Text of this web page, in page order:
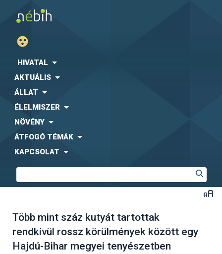
HIVATAL
AKTUÁLIS
ÁLLAT
ÉLELMISZER
NÖVÉNY
ÁTFOGÓ TÉMÁK
KAPCSOLAT
Több mint száz kutyát tartottak
rendkívül rossz körülmények között egy
Hajdú-Bihar megyei tenyészetben